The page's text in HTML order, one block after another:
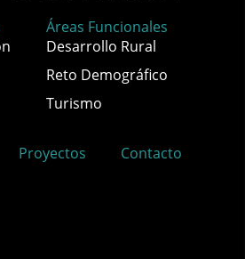
Áreas Funcionales
Desarrollo Rural
Reto Demográfico
Turismo
Proyectos Contacto